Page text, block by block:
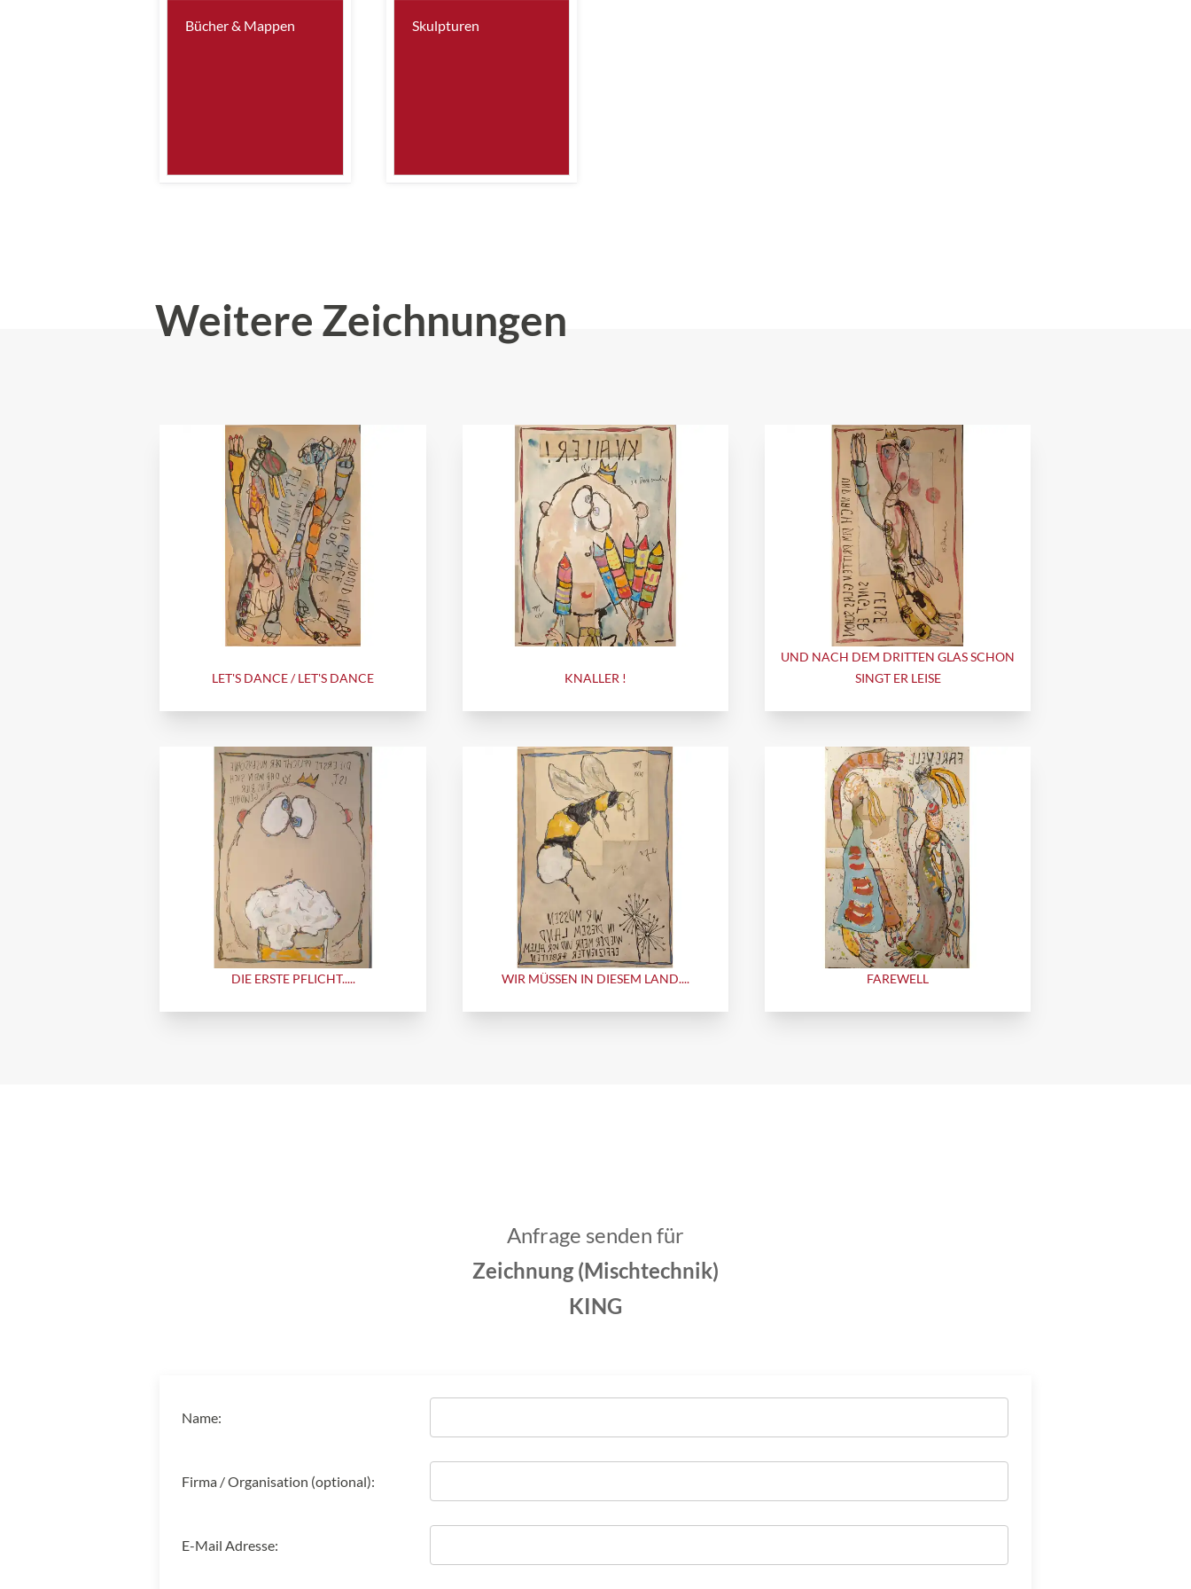
Bücher & Mappen Skulpturen
Weitere Zeichnungen
LET'S DANCE / LET'S DANCE KNALLER !
UND NACH DEM DRITTEN GLAS SCHON
SINGT ER LEISE
DIE ERSTE PFLICHT..... WIR MÜSSEN IN DIESEM LAND.... FAREWELL
Anfrage senden für
Zeichnung (Mischtechnik)
KING
Name:
Firma / Organisation (optional):
E-Mail Adresse: